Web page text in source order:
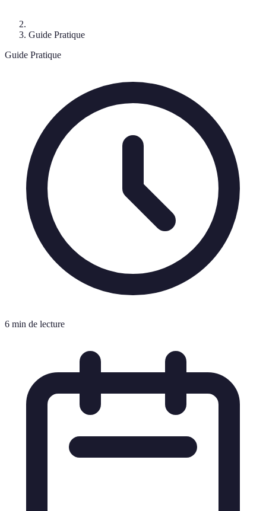
Guide Pratique
Guide Pratique
6 min de lecture